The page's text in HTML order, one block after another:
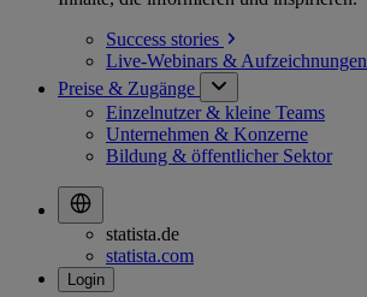
Success stories
Live-Webinars & Aufzeichnungen
Preise & Zugänge
Einzelnutzer & kleine Teams
Unternehmen & Konzerne
Bildung & öffentlicher Sektor
statista.de
statista.com